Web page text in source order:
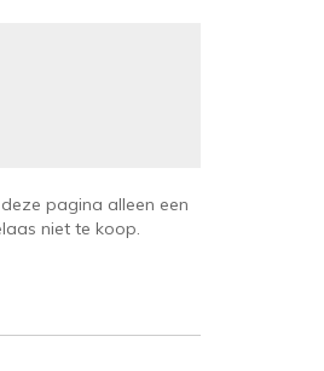
pagina alleen een
niet te koop.